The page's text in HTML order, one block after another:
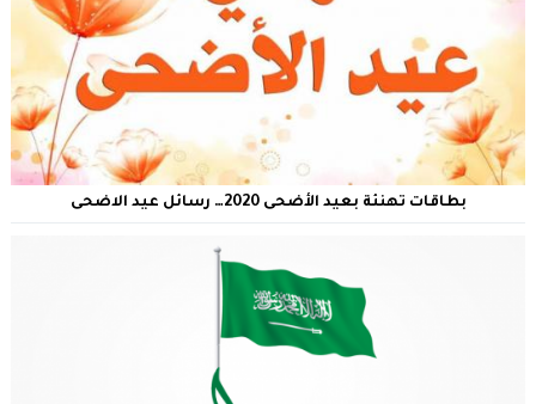
بطاقات تهنئة بعيد الأضحى 2020… رسائل عيد الاضحى